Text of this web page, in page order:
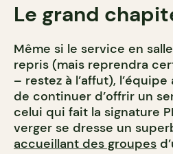
Le grand
Même si le service en
repris (mais reprendra
– restez à l’affut),
de continuer d’offrir un
celui qui fait la signature
verger se dresse un
accueillant des groupes